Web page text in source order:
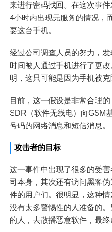
来进行密码找回。在这次事
4小时内出现无服务的情况，
要这台手机。
经过公司调查人员的努力，
时间被人通过手机进行了更
明，这只可能是因为手机被克
目前，这一假设是非常合理
SDR（软件无线电）向GSM
号码的网络消息和短信消息。
攻击者的目标
这一事件中出现了很多的受
司本身，其次还有访问黑客
件的用户们。很明显，这种
没有太多警惕性的人准备的
的人，去散播恶意软件，最终